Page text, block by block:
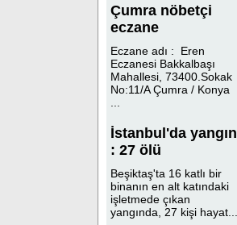
Çumra nöbetçi
eczane
Eczane adı : Eren
Eczanesi Bakkalbaşı
Mahallesi, 73400.Sokak
No:11/A Çumra / Konya
İstanbul'da yangın
: 27 ölü
Beşiktaş'ta 16 katlı bir
binanın en alt katındaki
işletmede çıkan
yangında, 27 kişi hayat...